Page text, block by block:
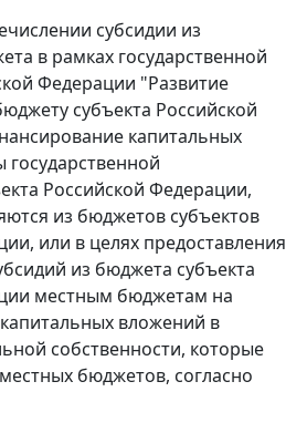
субсидии из
в рамках государственной
Федерации "Развитие
субъекта Российской
капитальных
Российской Федерации,
из бюджетов субъектов
или в целях предоставления
из бюджета субъекта
местным бюджетам на
вложений в
собственности, которые
бюджетов, согласно